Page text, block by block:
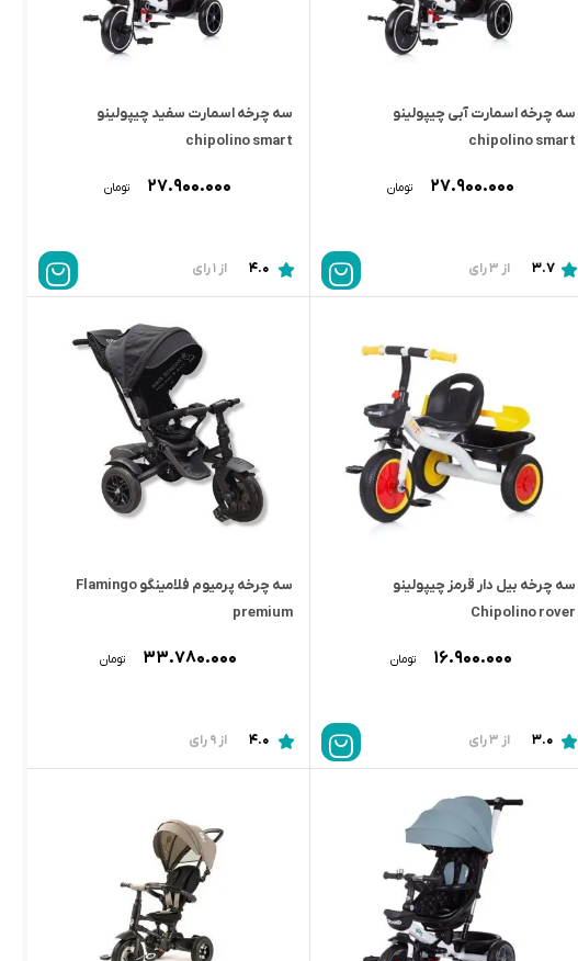
سه چرخه اسمارت آبی چیپولینو
chipolino smart
۲۷.۹۰۰.۰۰۰ تومان
3.7 از 3 رای
سه چرخه اسمارت سفید چیپولینو
chipolino smart
۲۷.۹۰۰.۰۰۰ تومان
4.0 از 1 رای
سه چرخه بیل دار قرمز چیپولینو
Chipolino rover
۱۶.۹۰۰.۰۰۰ تومان
3.0 از 3 رای
سه چرخه پرمیوم فلامینگو Flamingo
premium
۳۳.۷۸۰.۰۰۰ تومان
4.0 از 9 رای